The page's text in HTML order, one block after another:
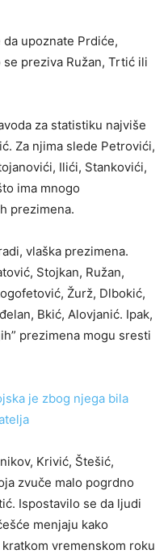
upoznate Prdiće,
se preziva Ružan, Trtić ili
za statistiku najviše
Za njima slede Petrovići,
Ilići, Stankovići,
ima mnogo
prezimena.
vlaška prezimena.
Stojkan, Ružan,
Žurž, Dlbokić,
Bkić, Alovjanić. Ipak,
prezimena mogu sresti
je zbog njega bila
Krivić, Štešić,
zvuče malo pogrdno
Ispostavilo se da ljudi
menjaju kako
vremenskom roku